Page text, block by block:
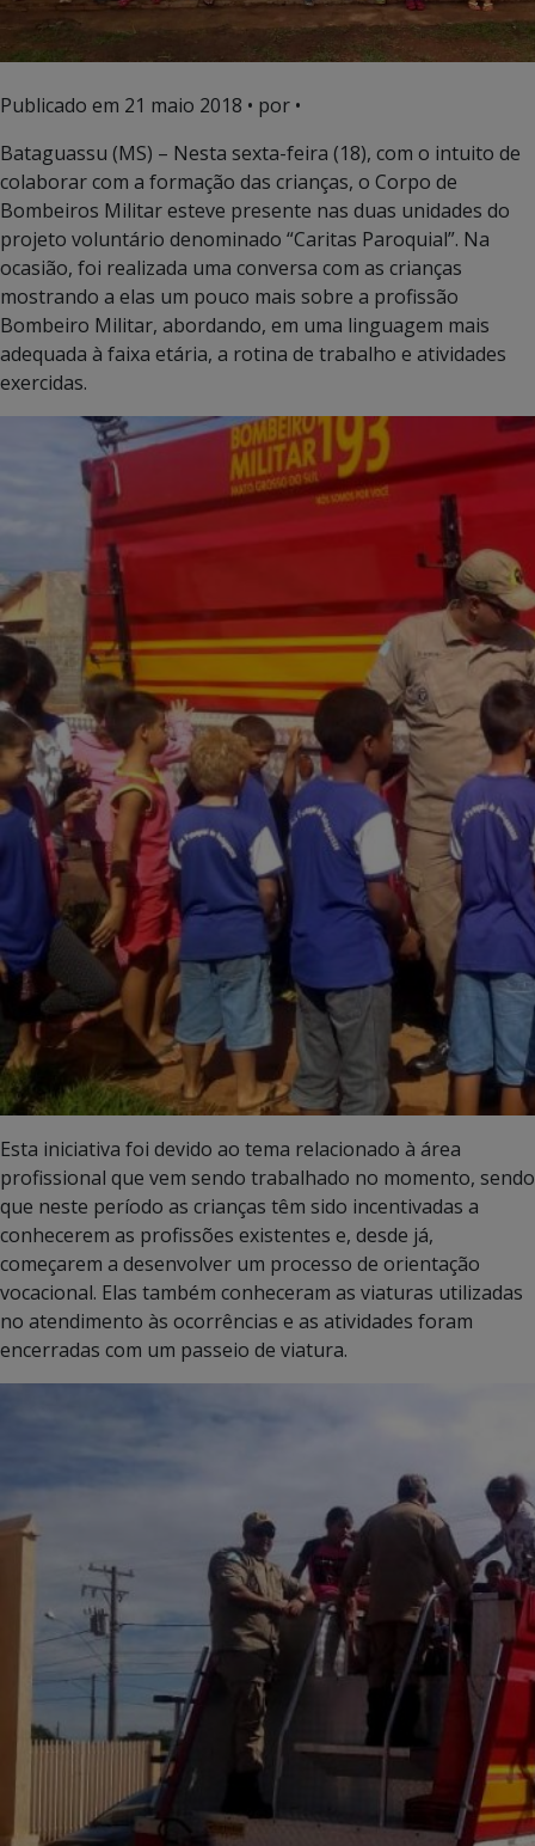
Publicado em 21 maio 2018 • por •
Bataguassu (MS) – Nesta sexta-feira (18), com o intuito de
colaborar com a formação das crianças, o Corpo de
Bombeiros Militar esteve presente nas duas unidades do
projeto voluntário denominado “Caritas Paroquial”. Na
ocasião, foi realizada uma conversa com as crianças
mostrando a elas um pouco mais sobre a profissão
Bombeiro Militar, abordando, em uma linguagem mais
adequada à faixa etária, a rotina de trabalho e atividades
exercidas.
Esta iniciativa foi devido ao tema relacionado à área
profissional que vem sendo trabalhado no momento, sendo
que neste período as crianças têm sido incentivadas a
conhecerem as profissões existentes e, desde já,
começarem a desenvolver um processo de orientação
vocacional. Elas também conheceram as viaturas utilizadas
no atendimento às ocorrências e as atividades foram
encerradas com um passeio de viatura.